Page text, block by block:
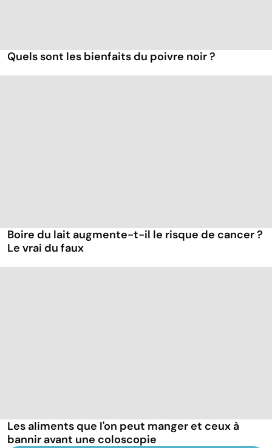
Quels sont les bienfaits du poivre noir ?
Boire du lait augmente-t-il le risque de cancer ?
Le vrai du faux
Les aliments que l'on peut manger et ceux à
bannir avant une coloscopie